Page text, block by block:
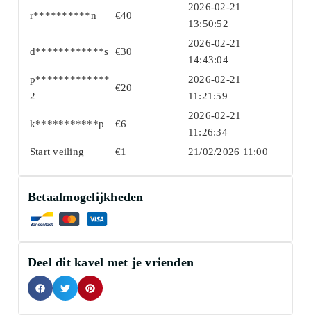
r**********n €40
2026-02-21
13:50:52
d************s €30
2026-02-21
14:43:04
p*************
2
€20
2026-02-21
11:21:59
k***********p €6
2026-02-21
11:26:34
Start veiling
€1 21/02/2026 11:00
Betaalmogelijkheden
Deel dit kavel met je vrienden